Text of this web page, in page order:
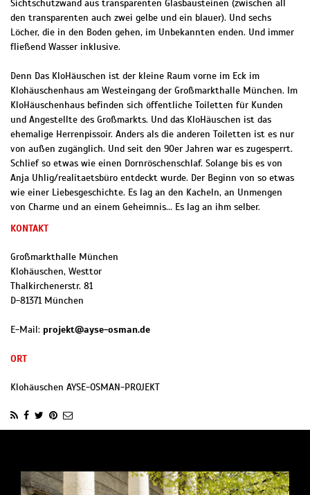
Sichtschutzwand aus transparenten Glasbausteinen (zwischen all
den transparenten auch zwei gelbe und ein blauer). Und sechs
Löcher, die in den Boden gehen, im Unbekannten enden. Und immer
fließend Wasser inklusive.
Denn Das KloHäuschen ist der kleine Raum vorne im Eck im
Klohäuschenhaus am Westeingang der Großmarkthalle München. Im
KloHäuschenhaus befinden sich öffentliche Toiletten für Kunden
und Angestellte des Großmarkts. Und das KloHäuschen ist das
ehemalige Herrenpissoir. Anders als die anderen Toiletten ist es nur
von außen zugänglich. Und seit den 90er Jahren war es zugesperrt.
Schlief so etwas wie einen Dornröschenschlaf. Solange bis es von
Anja Uhlig/realitaetsbüro entdeckt wurde. Der Beginn von so etwas
wie einer Liebesgeschichte. Es lag an den Kacheln, an Unmengen
von Charme und an einem Geheimnis... Es lag an ihm selber.
KONTAKT
Großmarkthalle München
Klohäuschen, Westtor
Thalkirchenerstr. 81
D-81371 München
E-Mail: projekt@ayse-osman.de
ORT
Klohäuschen AYSE-OSMAN-PROJEKT